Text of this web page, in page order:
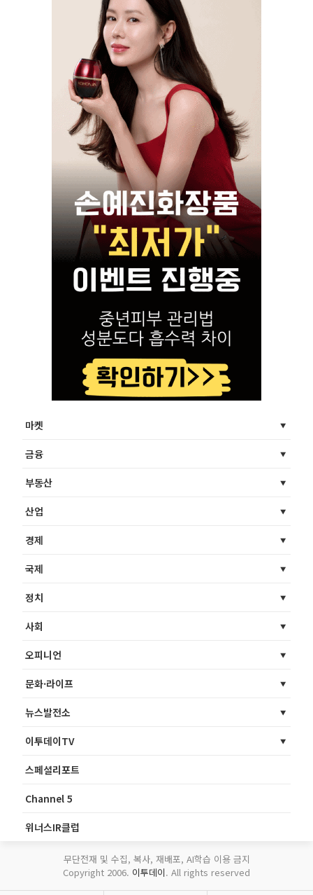
마켓
금융
부동산
산업
경제
국제
정치
사회
오피니언
문화·라이프
뉴스발전소
이투데이TV
스페셜리포트
Channel 5
위너스IR클럽
무단전재 및 수집, 복사, 재배포, AI학습 이용 금지
Copyright 2006. 이투데이. All rights reserved